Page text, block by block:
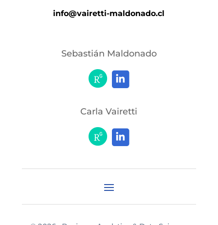
info@vairetti-maldonado.cl
Sebastián Maldonado
Carla Vairetti